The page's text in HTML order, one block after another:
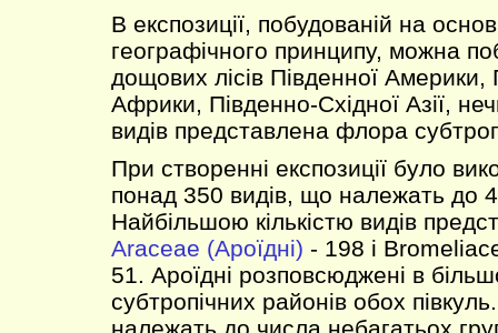
В експозиції, побудованій на
географічного принципу, можна
дощових лісів Південної Америки,
Африки, Південно-Східної Азії,
видів представлена флора
При створенні експозиції було
понад 350 видів, що належать до
Найбільшою кількістю видів
Araceae (Ароїдні) - 198 і
51. Ароїдні розповсюджені в
субтропічних районів обох